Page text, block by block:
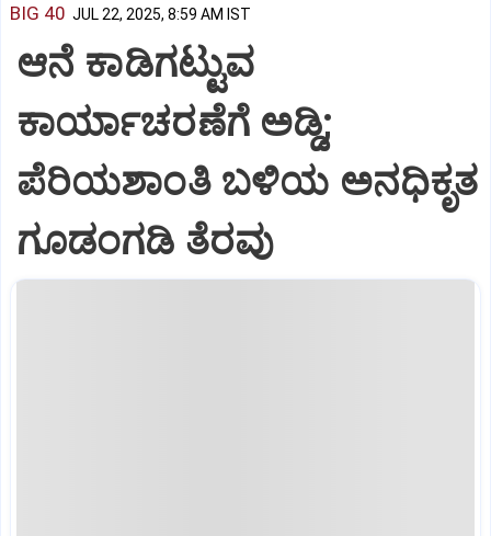
BIG 40 JUL 22, 2025, 8:59 AM IST
ಆನೆ ಕಾಡಿಗಟ್ಟುವ
ಕಾರ್ಯಾಚರಣೆಗೆ ಅಡ್ಡಿ;
ಪೆರಿಯಶಾಂತಿ ಬಳಿಯ ಅನಧಿಕೃತ
ಗೂಡಂಗಡಿ ತೆರವು